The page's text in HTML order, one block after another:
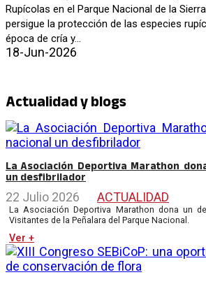
Rupícolas en el Parque Nacional de la
persigue la protección de las especies
época de cría y...
18-Jun-2026
Actualidad y blogs
La Asociación Deportiva Marathon
un desfibrilador
22 Julio 2026 ACTUALIDAD
La Asociación Deportiva Marathon dona un
Visitantes de la Peñalara del Parque Nacional.
Ver +